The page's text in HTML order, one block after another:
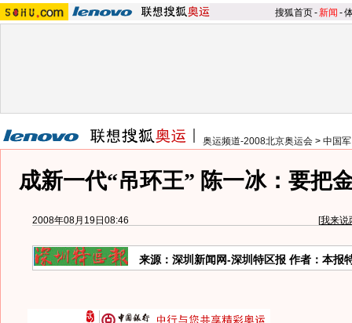
搜狐首页-新闻 -
奥运频道-2008北京奥运会 > 中国
成新一代“吊环王” 陈一冰：要把
2008年08月19日08:46 [我来说
来源：深圳新闻网-深圳特区报 作者：本报